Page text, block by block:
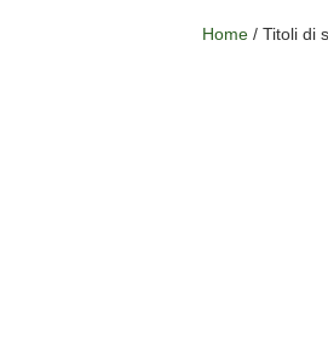
Home / Titoli di